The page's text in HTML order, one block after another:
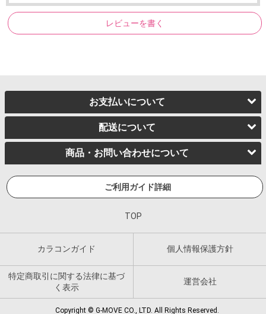
レビューを書く
お支払いについて
配送について
商品・お問い合わせについて
ご利用ガイド詳細
TOP
カラコンガイド 個人情報保護方針
特定商取引に関する法律に基づ
く表示
運営会社
Copyright © G-MOVE CO., LTD. All Rights Reserved.